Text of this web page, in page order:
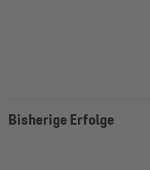
Bisherige Erfolge